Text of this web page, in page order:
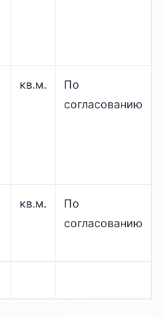
кв.м.
По
согласованию
кв.м.
По
согласованию